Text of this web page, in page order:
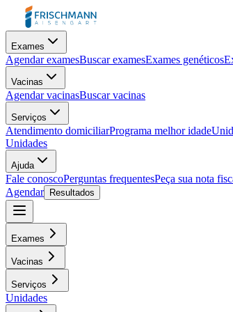
Exames
Agendar examesBuscar examesExames genéticos
Vacinas
Agendar vacinasBuscar vacinas
Serviços
Atendimento domiciliarPrograma melhor idade
Unidades
Ajuda
Fale conoscoPerguntas frequentesPeça sua nota
Agendar
Resultados
Exames
Vacinas
Serviços
Unidades